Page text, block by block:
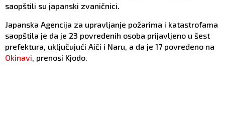
saopštili su japanski zvaničnici.
Japanska Agencija za upravljanje požarima i katastrofama
saopštila je da je 23 povređenih osoba prijavljeno u šest
prefektura, uključujući Aiči i Naru, a da je 17 povređeno na
Okinavi , prenosi Kjodo.